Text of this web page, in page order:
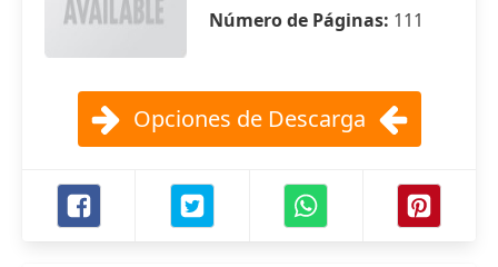
Número de Páginas: 111
Opciones de Descarga